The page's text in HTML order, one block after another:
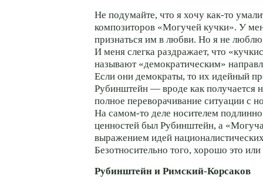
Не подумайте, что я хочу как-то
композиторов «Могучей кучки». У
признаться им в любви. Но я не люблю
И меня слегка раздражает, что
называют «демократическим»
Если они демократы, то их идейный
Рубинштейн — вроде как получается
полное переворачивание ситуации с
На самом-то деле носителем
ценностей был Рубинштейн, а
выражением идей
Безотносительно того, хорошо это
Рубинштейн и Римский-Корсаков